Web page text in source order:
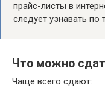
прайс-листы в
следует узнавать по
Что можно
Чаще всего сдают: